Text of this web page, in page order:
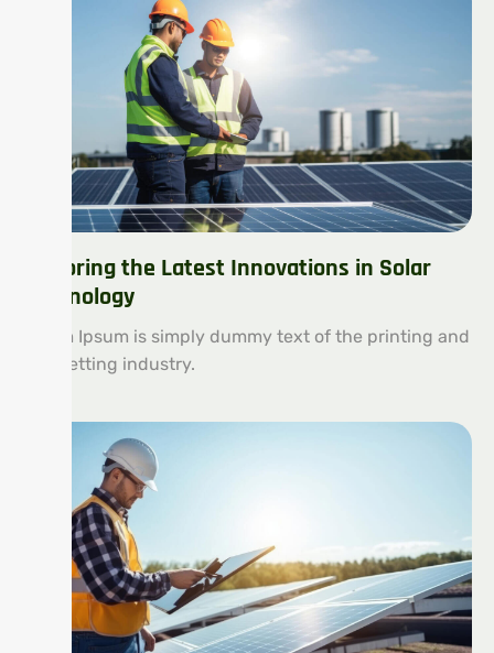
Exploring the Latest Innovations in Solar
Technology
Lorem Ipsum is simply dummy text of the printing and
typesetting industry.